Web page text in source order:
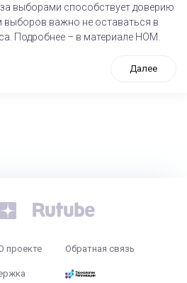
выборами способствует доверию
выборов важно не оставаться в
Подробнее – в материале НОМ.
Далее
проекте Обратная связь